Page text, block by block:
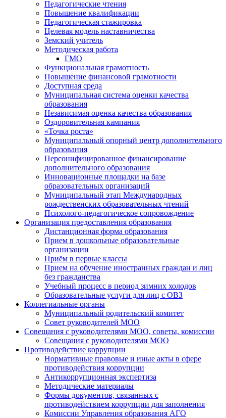
Педагогические чтения
Повышение квалификации
Педагогическая стажировка
Целевая модель наставничества
Земский учитель
Методическая работа
ГМО
Функциональная грамотность
Повышение финансовой грамотности
Доступная среда
Муниципальная система оценки качества
образования
Независимая оценка качества образования
Оздоровительная кампания
«Точка роста»
Муниципальный опорный центр дополнительного
образования
Персонифицированное финансирование
дополнительного образования
Инновационные площадки на базе
образовательных организаций
Муниципальный этап Международных
рождественских образовательных чтений
Психолого-педагогическое сопровождение
Организация предоставления образования
Дистанционная форма образования
Прием в дошкольные образовательные
организации
Приём в первые классы
Прием на обучение иностранных граждан и лиц
без гражданства
Учебный процесс в период зимних холодов
Образовательные услуги для лиц с ОВЗ
Коллегиальные органы
Муниципальный родительский комитет
Совет руководителей МОО
Совещания с руководителями МОО, советы, комиссии
Совещания с руководителями МОО
Противодействие коррупции
Нормативные правовые и иные акты в сфере
противодействия коррупции
Антикоррупционная экспертиза
Методические материалы
Формы документов, связанных с
противодействием коррупции для заполнения
Комиссии Управления образования АГО